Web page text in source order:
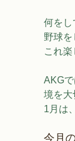
何をし
野球を
これ楽
AKG
境を大
1月は
今月